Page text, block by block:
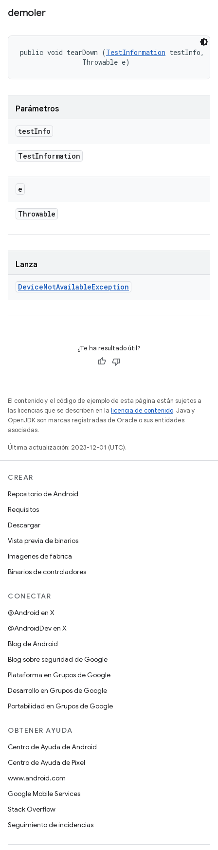
demoler
public void tearDown (TestInformation testInfo,
                Throwable e)
Parámetros
testInfo
TestInformation
e
Throwable
Lanza
DeviceNotAvailableException
¿Te ha resultado útil?
El contenido y el código de ejemplo de esta página están sujetos a
las licencias que se describen en la licencia de contenido. Java y
OpenJDK son marcas registradas de Oracle o sus entidades
asociadas.
Última actualización: 2023-12-01 (UTC).
CREAR
Repositorio de Android
Requisitos
Descargar
Vista previa de binarios
Imágenes de fábrica
Binarios de controladores
CONECTAR
@Android en X
@AndroidDev en X
Blog de Android
Blog sobre seguridad de Google
Plataforma en Grupos de Google
Desarrollo en Grupos de Google
Portabilidad en Grupos de Google
OBTENER AYUDA
Centro de Ayuda de Android
Centro de Ayuda de Pixel
www.android.com
Google Mobile Services
Stack Overflow
Seguimiento de incidencias